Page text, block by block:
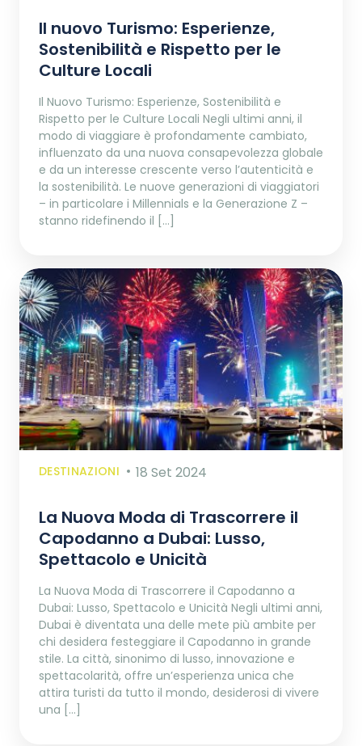
Il nuovo Turismo: Esperienze,
Sostenibilità e Rispetto per le
Culture Locali
Il Nuovo Turismo: Esperienze, Sostenibilità e
Rispetto per le Culture Locali Negli ultimi anni, il
modo di viaggiare è profondamente cambiato,
influenzato da una nuova consapevolezza globale
e da un interesse crescente verso l’autenticità e
la sostenibilità. Le nuove generazioni di viaggiatori
– in particolare i Millennials e la Generazione Z –
stanno ridefinendo il […]
DESTINAZIONI 18 Set 2024
La Nuova Moda di Trascorrere il
Capodanno a Dubai: Lusso,
Spettacolo e Unicità
La Nuova Moda di Trascorrere il Capodanno a
Dubai: Lusso, Spettacolo e Unicità Negli ultimi anni,
Dubai è diventata una delle mete più ambite per
chi desidera festeggiare il Capodanno in grande
stile. La città, sinonimo di lusso, innovazione e
spettacolarità, offre un’esperienza unica che
attira turisti da tutto il mondo, desiderosi di vivere
una […]